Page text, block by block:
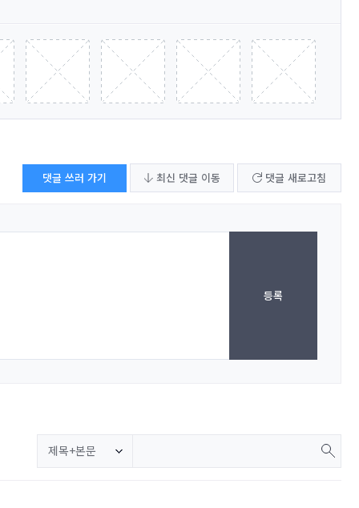
댓글 쓰러 가기 최신 댓글 이동 댓글 새로고침
등록
제목+본문